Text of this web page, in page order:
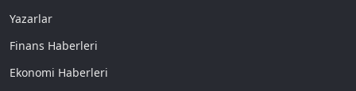
Yazarlar
Finans Haberleri
Ekonomi Haberleri